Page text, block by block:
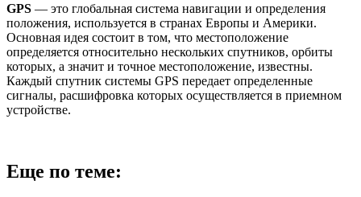
GPS — это глобальная система навигации и определения
положения, используется в странах Европы и Америки.
Основная идея состоит в том, что местоположение
определяется относительно нескольких спутников, орбиты
которых, а значит и точное местоположение, известны.
Каждый спутник системы GPS передает определенные
сигналы, расшифровка которых осуществляется в приемном
устройстве.
Еще по теме: